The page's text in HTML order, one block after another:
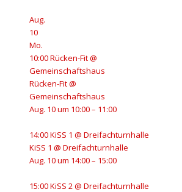
Aug.
10
Mo.
10:00Rücken-Fit@
Gemeinschaftshaus
Rücken-Fit@
Gemeinschaftshaus
Aug. 10 um 10:00 – 11:00
14:00KiSS 1@ Dreifachturnhalle
KiSS 1 @ Dreifachturnhalle
Aug. 10 um 14:00 – 15:00
15:00KiSS 2@ Dreifachturnhalle